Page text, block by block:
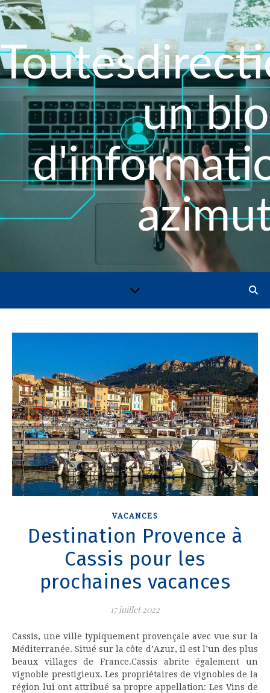
un
VACANCES
Destination Provence à
Cassis pour les
prochaines vacances
17 juillet 2022
Cassis, une ville typiquement provençale avec vue sur la
Méditerranée. Situé sur la côte d’Azur, il est l’un des plus
beaux villages de France.Cassis abrite également un
vignoble prestigieux. Les propriétaires de vignobles de la
région lui ont attribué sa propre appellation: Les Vins de